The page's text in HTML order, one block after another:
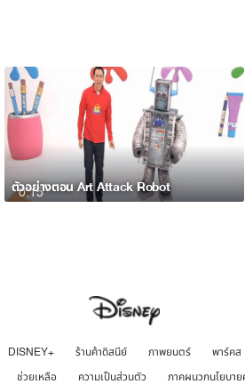
0:15
ตัวอย่างตอน Art Attack Robot
DISNEY+ ร้านค้าดิสนีย์ ภาพยนตร์
พาร์คส
ช่วยเหลือ ความเป็นส่วนตัว ภาคผนวกนโยบาย